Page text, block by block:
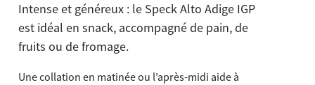
Intense et généreux : le Speck Alto Adige IGP
est idéal en snack, accompagné de pain, de
fruits ou de fromage.
Une collation en matinée ou l’après-midi aide à